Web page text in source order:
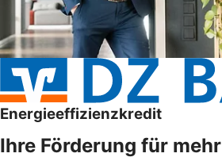
Energieeffizienzkredit
Ihre Förderung für mehr